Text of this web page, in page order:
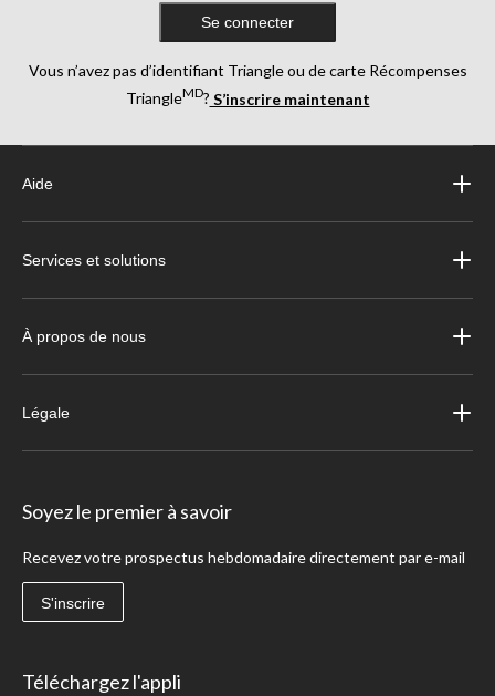
Se connecter
Vous n’avez pas d’identifiant Triangle ou de carte Récompenses
TriangleMD? S’inscrire maintenant
Aide
Services et solutions
À propos de nous
Légale
Soyez le premier à savoir
Recevez votre prospectus hebdomadaire directement par e-mail
S'inscrire
Téléchargez l'appli